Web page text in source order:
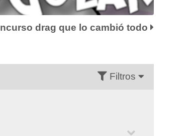
drag que lo cambió todo
Filtros